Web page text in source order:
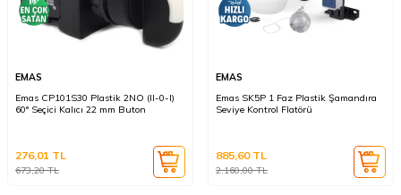
EMAS
Emas CP101S30 Plastik 2NO (II-0-I)
60° Seçici Kalıcı 22 mm Buton
673,20TL
276,01 TL
EMAS
Emas SK5P 1 Faz Plastik Şamandıra
Seviye Kontrol Flatörü
2.160,00TL
885,60TL